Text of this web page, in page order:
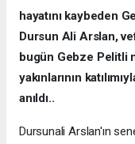
hayatını kaybeden
Dursun Ali Arslan,
bugün Gebze Pelitli
yakınlarının
anıldı..
Dursunali Arslan'ın